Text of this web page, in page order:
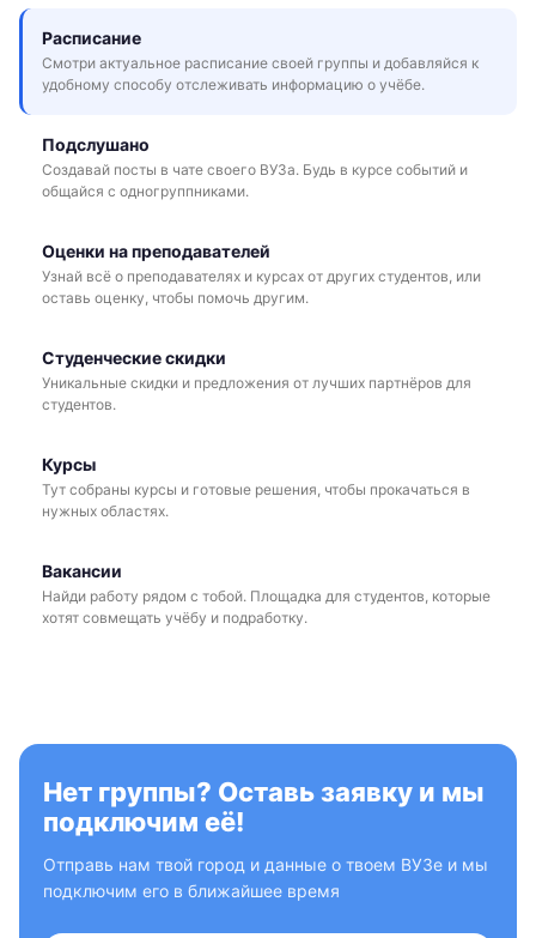
Расписание
Смотри актуальное расписание своей группы и добавляйся к
удобному способу отслеживать информацию о учёбе.
Подслушано
Создавай посты в чате своего ВУЗа. Будь в курсе событий и
общайся с одногруппниками.
Оценки на преподавателей
Узнай всё о преподавателях и курсах от других студентов, или
оставь оценку, чтобы помочь другим.
Студенческие скидки
Уникальные скидки и предложения от лучших партнёров для
студентов.
Курсы
Тут собраны курсы и готовые решения, чтобы прокачаться в
нужных областях.
Вакансии
Найди работу рядом с тобой. Площадка для студентов, которые
хотят совмещать учёбу и подработку.
Нет группы? Оставь заявку и мы
подключим её!
Отправь нам твой город и данные о твоем ВУЗе и мы
подключим его в ближайшее время